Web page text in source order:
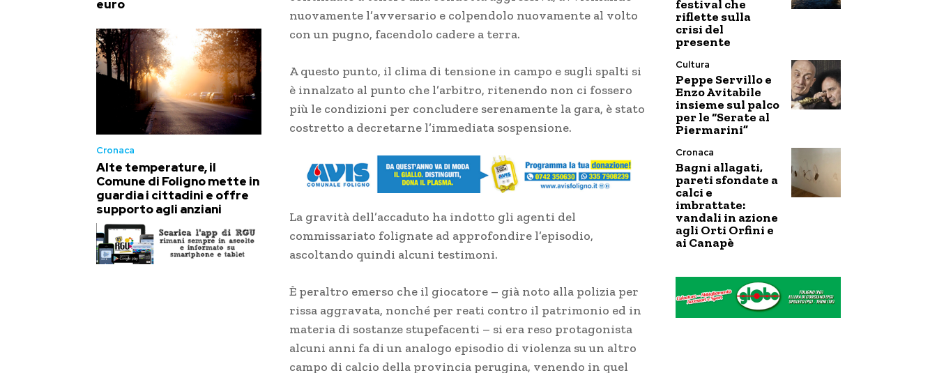
euro
Cronaca
Alte temperature, il
Comune di Foligno mette in
guardia i cittadini e offre
supporto agli anziani
nuovamente l’avversario e colpendolo nuovamente al volto
con un pugno, facendolo cadere a terra.
A questo punto, il clima di tensione in campo e sugli spalti si
è innalzato al punto che l’arbitro, ritenendo non ci fossero
più le condizioni per concludere serenamente la gara, è stato
costretto a decretarne l’immediata sospensione.
La gravità dell’accaduto ha indotto gli agenti del
commissariato folignate ad approfondire l’episodio,
ascoltando quindi alcuni testimoni.
È peraltro emerso che il giocatore – già noto alla polizia per
rissa aggravata, nonché per reati contro il patrimonio ed in
materia di sostanze stupefacenti – si era reso protagonista
alcuni anni fa di un analogo episodio di violenza su un altro
campo di calcio della provincia perugina, venendo in quel
festival che
riflette sulla
crisi del
presente
Cultura
Peppe Servillo e
Enzo Avitabile
insieme sul palco
per le “Serate al
Piermarini”
Cronaca
Bagni allagati,
pareti sfondate a
calci e
imbrattate:
vandali in azione
agli Orti Orfini e
ai Canapè